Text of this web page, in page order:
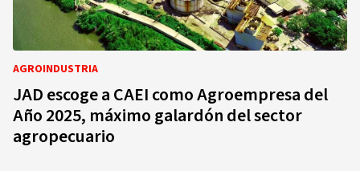
AGROINDUSTRIA
JAD escoge a CAEI como Agroempresa del
Año 2025, máximo galardón del sector
agropecuario